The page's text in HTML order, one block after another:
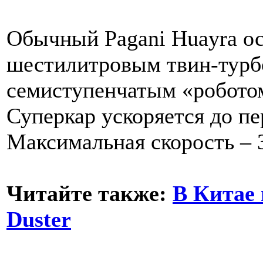
Обычный Pagani Huayra
шестилитровым твин-
семиступенчатым
Суперкар ускоряется до
Максимальная скорость –
Читайте также: В Китае
Duster